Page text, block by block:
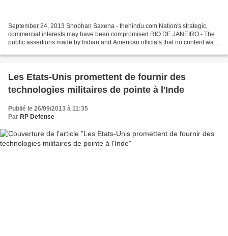
September 24, 2013 Shobhan Saxena - thehindu.com Nation's strategic,
commercial interests may have been compromised RIO DE JANEIRO - The
public assertions made by Indian and American officials that no content was
Les Etats-Unis promettent de fournir des
technologies militaires de pointe à l'Inde
Publié le 26/09/2013 à 11:35
Par RP Defense